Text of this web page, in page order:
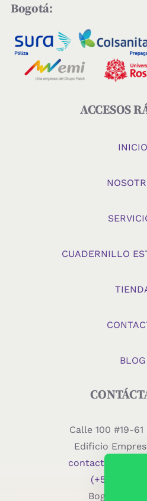
Bogotá:
ACCESOS
INICIO
CUADERNILLO
BLOG
Calle 100 #19-
Edificio
(+57) 350
Bogotá –